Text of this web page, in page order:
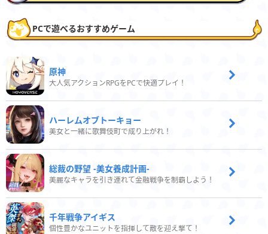
PCで遊べるおすすめゲーム
原神
大人気アクションRPGをPCで快適プレイ！
ハーレムオブトーキョー
美女と一緒に歌舞伎町で成り上がれ！
総裁の野望 -美女養成計画-
美麗なキャラを引き連れて金融戦争を制覇しよう！
千年戦争アイギス
個性豊かなユニットを指揮して敵を迎え撃て！